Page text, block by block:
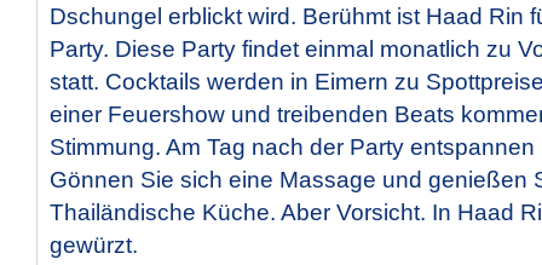
Dschungel erblickt wird. Berühmt ist Haad Rin
Party. Diese Party findet einmal monatlich zu
statt. Cocktails werden in Eimern zu
einer Feuershow und treibenden Beats
Stimmung. Am Tag nach der Party
Gönnen Sie sich eine Massage und genießen
Thailändische Küche. Aber Vorsicht. In Haad
gewürzt.